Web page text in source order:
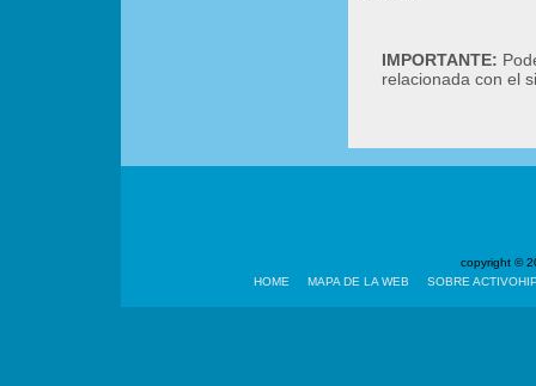
IMPORTANTE:
relacionada con el
copyright ©
HOME
MAPA DE LA WEB SOBRE